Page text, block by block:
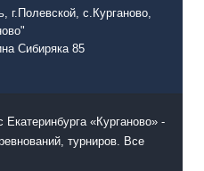
г.Полевской, с.Курганово,
Сибиряка 85
«Курганово» -
турниров. Все